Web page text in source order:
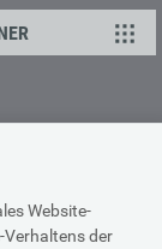
Website-
Verhaltens der
Sicherheit